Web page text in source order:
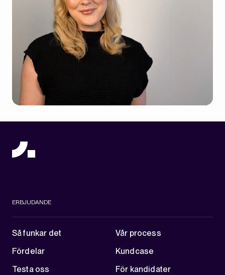
ERBJUDANDE
Så funkar det
Vår process
Fördelar
Kundcase
Testa oss
För kandidater